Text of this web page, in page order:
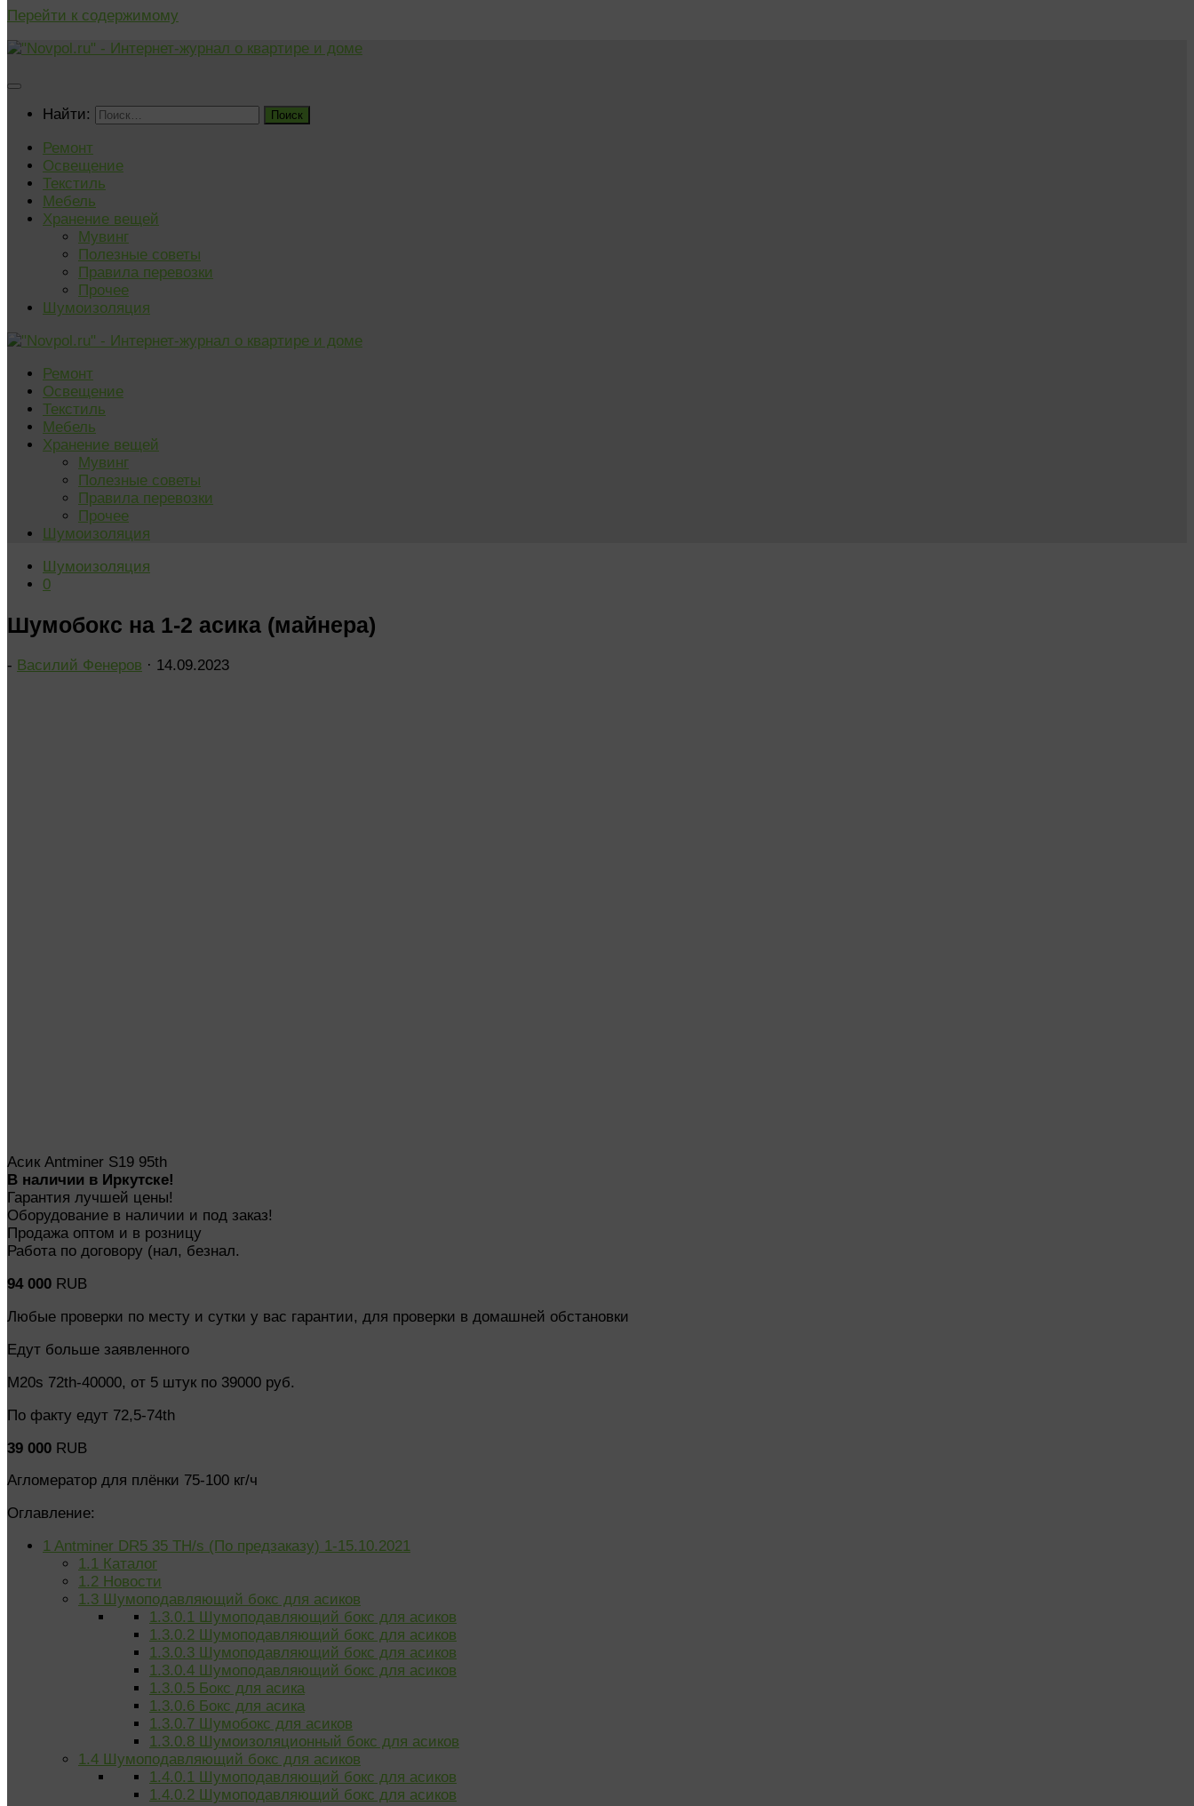
Перейти к содержимому
Найти:
Ремонт
Освещение
Текстиль
Мебель
Хранение вещей
Мувинг
Полезные советы
Правила перевозки
Прочее
Шумоизоляция
Ремонт
Освещение
Текстиль
Мебель
Хранение вещей
Мувинг
Полезные советы
Правила перевозки
Прочее
Шумоизоляция
Шумоизоляция
0
Шумобокс на 1-2 асика (майнера)
- Василий Фенеров · 14.09.2023
Асик Antminer S19 95th
В наличии в Иркутске!
Гарантия лучшей цены!
Оборудование в наличии и под заказ!
Продажа оптом и в розницу
Работа по договору (нал, безнал.
94 000 RUB
Любые проверки по месту и сутки у вас гарантии, для проверки в домашней обстановки
Едут больше заявленного
М20s 72th-40000, от 5 штук по 39000 руб.
По факту едут 72,5-74th
39 000 RUB
Агломератор для плёнки 75-100 кг/ч
Оглавление:
1 Antminer DR5 35 TH/s (По предзаказу) 1-15.10.2021
1.1 Каталог
1.2 Новости
1.3 Шумоподавляющий бокс для асиков
1.3.0.1 Шумоподавляющий бокс для асиков
1.3.0.2 Шумоподавляющий бокс для асиков
1.3.0.3 Шумоподавляющий бокс для асиков
1.3.0.4 Шумоподавляющий бокс для асиков
1.3.0.5 Бокс для асика
1.3.0.6 Бокс для асика
1.3.0.7 Шумобокс для асиков
1.3.0.8 Шумоизоляционный бокс для асиков
1.4 Шумоподавляющий бокс для асиков
1.4.0.1 Шумоподавляющий бокс для асиков
1.4.0.2 Шумоподавляющий бокс для асиков